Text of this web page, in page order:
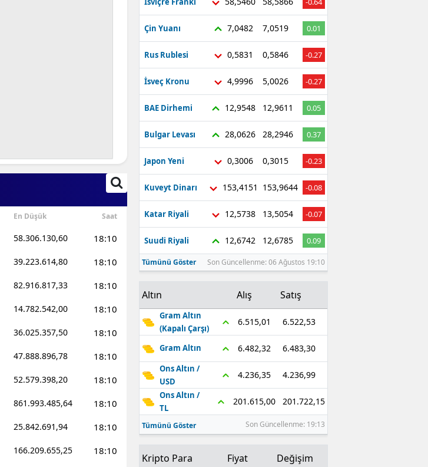
En Düşük Saat
58.306.130,60 18:10
39.223.614,80 18:10
82.916.817,33 18:10
14.782.542,00 18:10
36.025.357,50 18:10
47.888.896,78 18:10
52.579.398,20 18:10
861.993.485,64 18:10
25.842.691,94 18:10
166.209.655,25 18:10
Çin Yuanı 7,0482 7,0519 0.01
Rus Rublesi 0,5831 0,5846 -0.27
İsveç Kronu 4,9996 5,0026 -0.27
BAE Dirhemi 12,9548 12,9611 0.05
Bulgar Levası 28,0626 28,2946 0.37
Japon Yeni 0,3006 0,3015 -0.23
Kuveyt Dinarı 153,4151 153,9644 -0.08
Katar Riyali 12,5738 13,5054 -0.07
Suudi Riyali 12,6742 12,6785 0.09
Tümünü Göster Son Güncellenme: 06 Ağustos 19:10
Altın Alış Satış
Gram Altın
(Kapalı Çarşı)
6.515,01 6.522,53
Gram Altın 6.482,32 6.483,30
Ons Altın /
USD
4.236,35 4.236,99
Ons Altın /
TL
201.615,00 201.722,15
Tümünü Göster Son Güncellenme: 19:13
Kripto Para Fiyat Değişim